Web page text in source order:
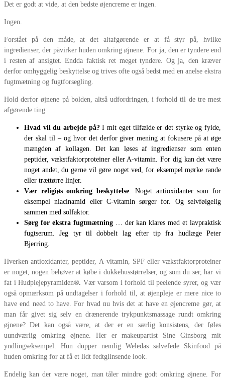
Det er godt at vide, at den bedste øjencreme er ingen.
Ingen.
Forstået på den måde, at det altafgørende er at få styr på, hvilke
ingredienser, der påvirker huden omkring øjnene. For ja, den er tyndere end
i resten af ansigtet. Endda faktisk ret meget tyndere. Og ja, den kræver
derfor omhyggelig beskyttelse og trives ofte også bedst med en anelse ekstra
fugtmætning og fugtforsegling.
Hold derfor øjnene på bolden, altså udfordringen, i forhold til de tre mest
afgørende ting:
Hvad vil du arbejde på?I mit eget tilfælde er det styrke og fylde,
der skal til – og hvor det derfor giver mening at fokusere på at øge
mængden af kollagen. Det kan løses af ingredienser som enten
peptider, vækstfaktorproteiner eller A-vitamin. For dig kan det være
noget andet, du gerne vil gøre noget ved, for eksempel mørke rande
eller trættørre linjer.
Vær religiøs omkring beskyttelse. Noget antioxidanter som for
eksempel niacinamid eller C-vitamin sørger for. Og selvfølgelig
sammen med solfaktor.
Sørg for ekstra fugtmætning… der kan klares med et lavpraktisk
fugtserum. Jeg tyr til dobbelt lag efter tip fra hudlæge Peter
Bjerring.
Hverken antioxidanter, peptider, A-vitamin, SPF eller vækstfaktorproteiner
er noget, nogen behøver at købe i dukkehusstørrelser, og som du ser, har vi
fat i Hudplejepyramiden®. Vær varsom i forhold til peelende syrer, og vær
også opmærksom på undtagelser i forhold til, at øjenpleje er mere nice to
have end need to have. For hvad nu hvis det at have en øjencreme gør, at
man får givet sig selv en drænerende trykpunktsmassage rundt omkring
øjnene? Det kan også være, at der er en særlig konsistens, der føles
uundværlig omkring øjnene. Her er makeupartist Sine Ginsborg mit
yndlingseksempel. Hun dupper nemlig Weledas salvefede Skinfood på
huden omkring for at få et lidt fedtglinsende look.
Endelig kan der være noget, man tåler mindre godt omkring øjnene. For